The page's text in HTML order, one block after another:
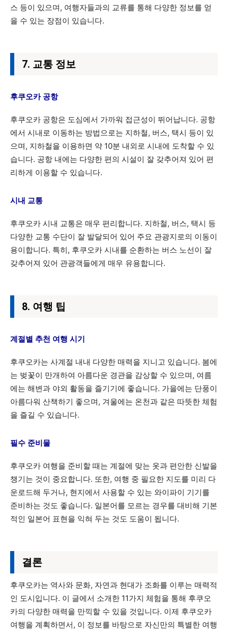
스 등이 있으며, 여행자들과의 교류를 통해 다양한 정보를 얻
을 수 있는 장점이 있습니다.
7. 교통 정보
후쿠오카 공항
후쿠오카 공항은 도심에서 가까워 접근성이 뛰어납니다. 공항
에서 시내로 이동하는 방법으로는 지하철, 버스, 택시 등이 있
으며, 지하철을 이용하면 약 10분 내외로 시내에 도착할 수 있
습니다. 공항 내에는 다양한 편의 시설이 잘 갖추어져 있어 편
리하게 이용할 수 있습니다.
시내 교통
후쿠오카 시내 교통은 매우 편리합니다. 지하철, 버스, 택시 등
다양한 교통 수단이 잘 발달되어 있어 주요 관광지로의 이동이
용이합니다. 특히, 후쿠오카 시내를 순환하는 버스 노선이 잘
갖추어져 있어 관광객들에게 매우 유용합니다.
8. 여행 팁
계절별 추천 여행 시기
후쿠오카는 사계절 내내 다양한 매력을 지니고 있습니다. 봄에
는 벚꽃이 만개하여 아름다운 경관을 감상할 수 있으며, 여름
에는 해변과 야외 활동을 즐기기에 좋습니다. 가을에는 단풍이
아름다워 산책하기 좋으며, 겨울에는 온천과 같은 따뜻한 체험
을 즐길 수 있습니다.
필수 준비물
후쿠오카 여행을 준비할 때는 계절에 맞는 옷과 편안한 신발을
챙기는 것이 중요합니다. 또한, 여행 중 필요한 지도를 미리 다
운로드해 두거나, 현지에서 사용할 수 있는 와이파이 기기를
준비하는 것도 좋습니다. 일본어를 모르는 경우를 대비해 기본
적인 일본어 표현을 익혀 두는 것도 도움이 됩니다.
결론
후쿠오카는 역사와 문화, 자연과 현대가 조화를 이루는 매력적
인 도시입니다. 이 글에서 소개한 11가지 체험을 통해 후쿠오
카의 다양한 매력을 만끽할 수 있을 것입니다. 이제 후쿠오카
여행을 계획하면서, 이 정보를 바탕으로 자신만의 특별한 여행